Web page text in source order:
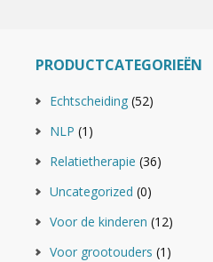
PRODUCTCATEGORIEËN
Echtscheiding (52)
NLP (1)
Relatietherapie (36)
Uncategorized (0)
Voor de kinderen (12)
Voor grootouders (1)